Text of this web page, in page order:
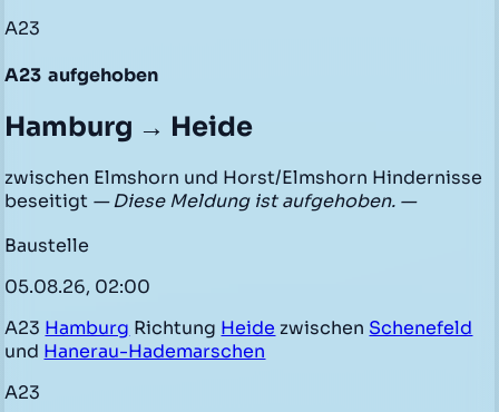
A23
A23 aufgehoben
Hamburg → Heide
zwischen Elmshorn und Horst/Elmshorn Hindernisse
beseitigt — Diese Meldung ist aufgehoben. —
Baustelle
05.08.26, 02:00
A23 Hamburg Richtung Heide zwischen Schenefeld
und Hanerau-Hademarschen
A23